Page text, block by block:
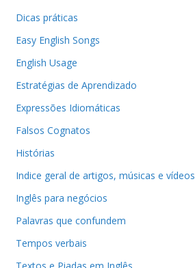
Dicas práticas
Easy English Songs
English Usage
Estratégias de Aprendizado
Expressões Idiomáticas
Falsos Cognatos
Histórias
Indice geral de artigos, músicas e vídeos
Inglês para negócios
Palavras que confundem
Tempos verbais